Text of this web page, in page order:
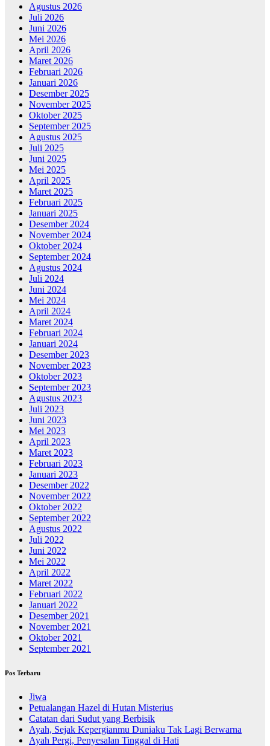
Agustus 2026
Juli 2026
Juni 2026
Mei 2026
April 2026
Maret 2026
Februari 2026
Januari 2026
Desember 2025
November 2025
Oktober 2025
September 2025
Agustus 2025
Juli 2025
Juni 2025
Mei 2025
April 2025
Maret 2025
Februari 2025
Januari 2025
Desember 2024
November 2024
Oktober 2024
September 2024
Agustus 2024
Juli 2024
Juni 2024
Mei 2024
April 2024
Maret 2024
Februari 2024
Januari 2024
Desember 2023
November 2023
Oktober 2023
September 2023
Agustus 2023
Juli 2023
Juni 2023
Mei 2023
April 2023
Maret 2023
Februari 2023
Januari 2023
Desember 2022
November 2022
Oktober 2022
September 2022
Agustus 2022
Juli 2022
Juni 2022
Mei 2022
April 2022
Maret 2022
Februari 2022
Januari 2022
Desember 2021
November 2021
Oktober 2021
September 2021
Pos Terbaru
Jiwa
Petualangan Hazel di Hutan Misterius
Catatan dari Sudut yang Berbisik
Ayah, Sejak Kepergianmu Duniaku Tak Lagi Berwarna
Ayah Pergi, Penyesalan Tinggal di Hati